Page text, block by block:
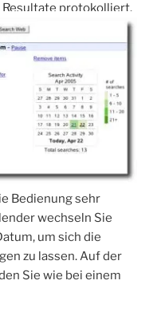
protokolliert.
Bedienung sehr
wechseln Sie
um sich die
zu lassen. Auf der
Sie wie bei einem